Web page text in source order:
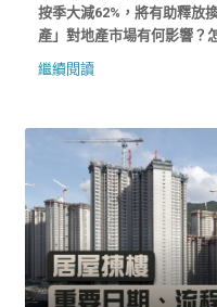
按季大減62%，將有助釋放
產」對地產市場有何影響？
繼續閱讀